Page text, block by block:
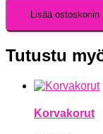
Lisää ostoskoriin
Tutustu
Korvakorut